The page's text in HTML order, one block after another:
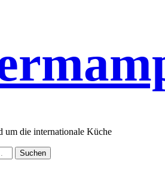
um die internationale Küche